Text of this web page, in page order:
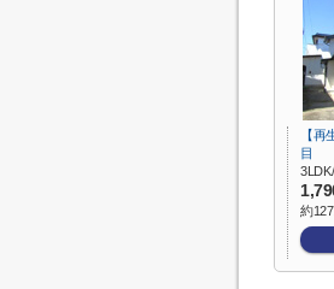
【
目
約